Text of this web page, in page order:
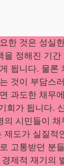
한 것은 성실
을 정해진 기간
됩니다. 물론
것이 부담스
과도한 채무
회가 됩니다.
의 시민들이
도가 실질적
고통받던 분
제적 재기의